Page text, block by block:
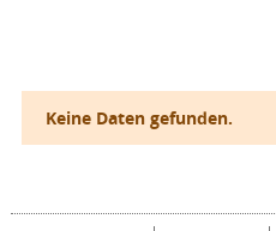
Keine Daten gefunden.